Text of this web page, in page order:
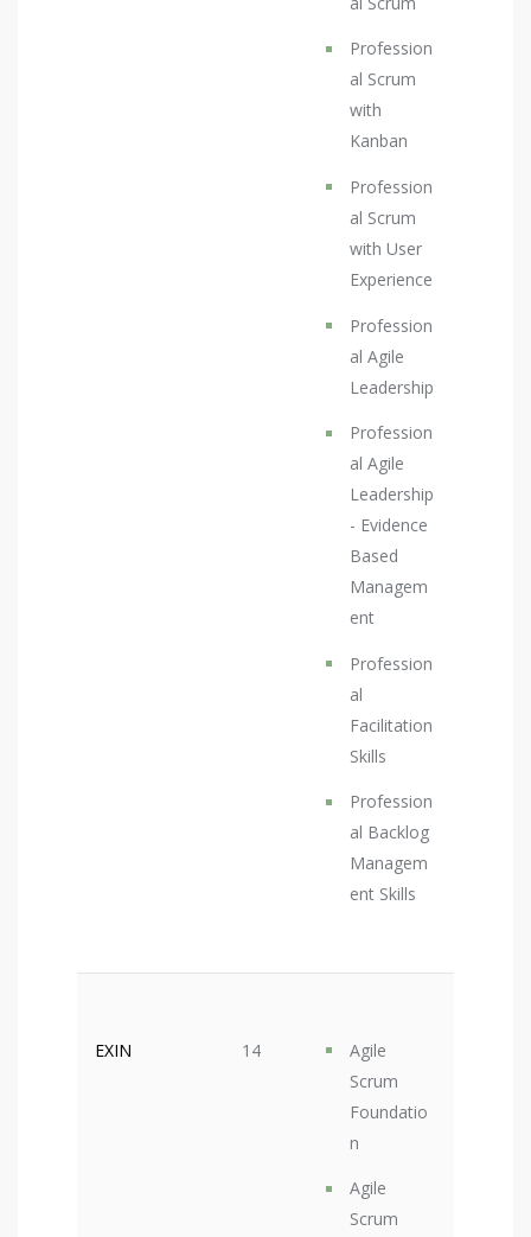
Profession
al Scrum
with
Kanban
Profession
al Scrum
with User
Experience
Profession
al Agile
Leadership
Profession
al Agile
Leadership
- Evidence
Based
Managem
ent
Profession
al
Facilitation
Skills
Profession
al Backlog
Managem
ent Skills
EXIN 14
Agile
Scrum
Foundatio
n
Agile
Scrum